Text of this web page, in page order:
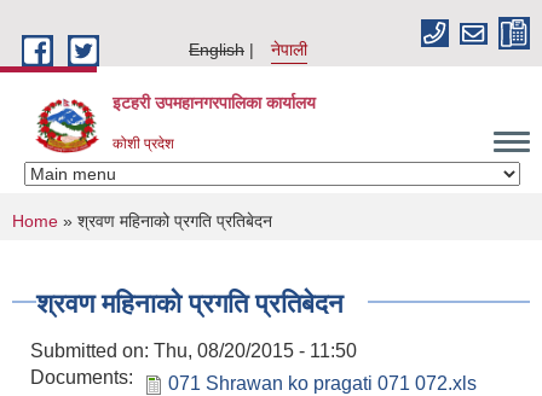
English
नेपाली
इटहरी उपमहानगरपालिका कार्यालय
कोशी प्रदेश
You are here
Home » श्रवण महिनाको प्रगति प्रतिबेदन
श्रवण महिनाको प्रगति प्रतिबेदन
Submitted on: Thu, 08/20/2015 - 11:50
Documents:
071 Shrawan ko pragati 071 072.xls